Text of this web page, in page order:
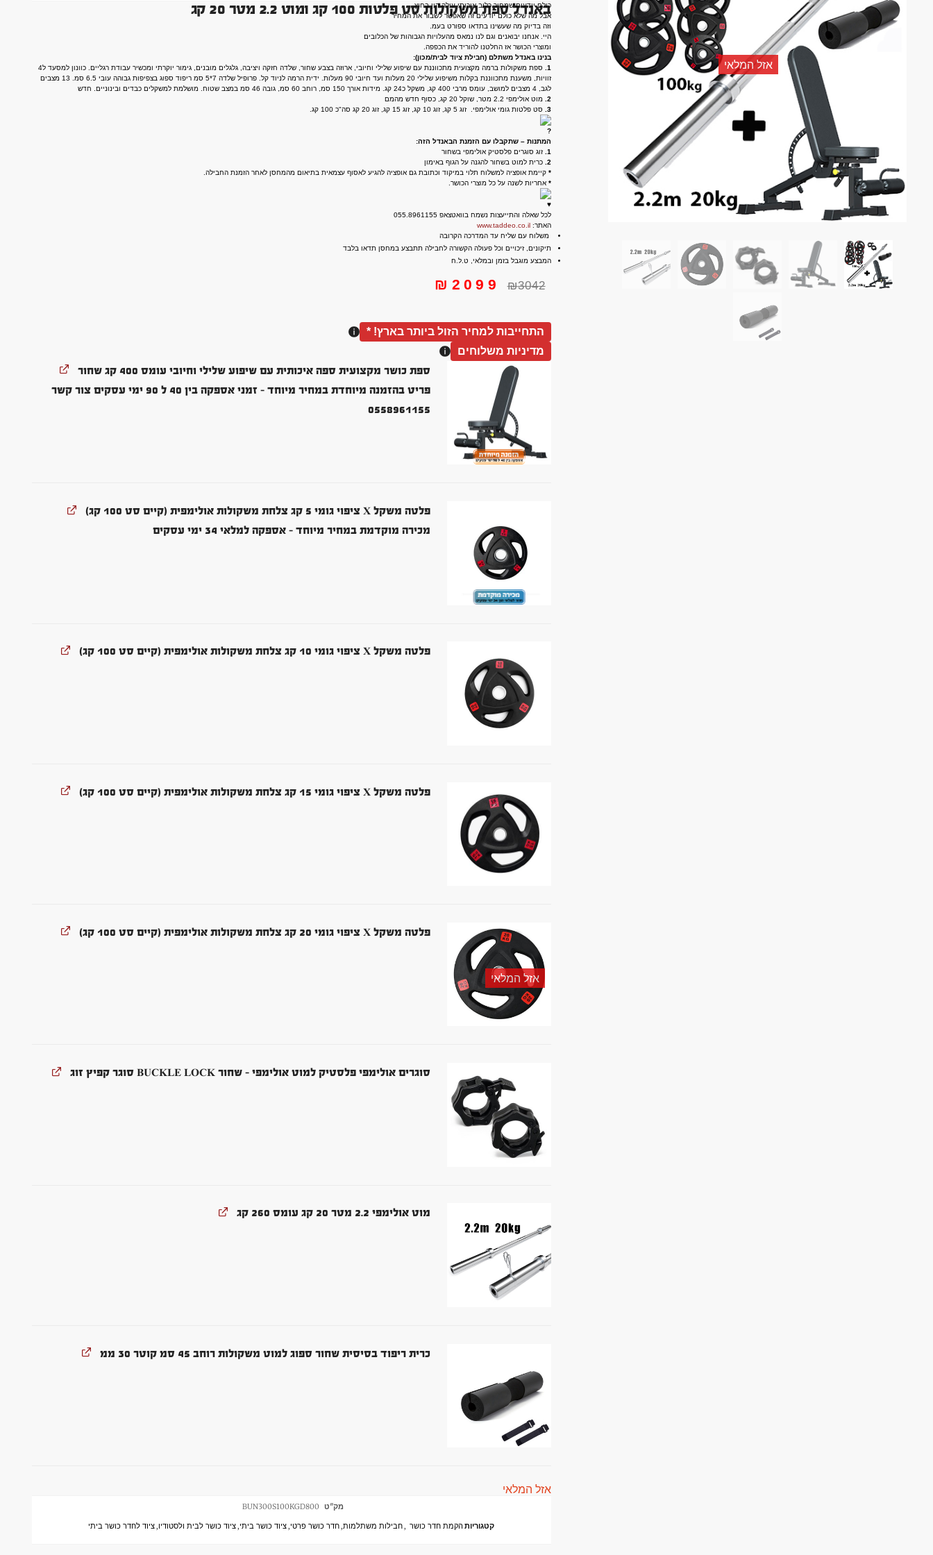
אזל המלאי
באנדל ספת משקולות סט פלטות 100 קג ומוט 2.2 מטר 20 קג
כולם יודעים שמחיר כלוב איכותי עולה הון בחוץ,
אבל מה שלא כולם יודעים זה שאפשר לשבור את המחיר
וזה בדיוק מה שעשינו בתדאו ספורט בעמ.
היי. אנחנו יבואנים וגם לנו נמאס מהעלויות הגבוהות של הכלובים
ומוצרי הכושר אז החלטנו להוריד את הכפפה.
בנינו באנדל משתלם (חבילת ציוד לבית/מכון):
1.
ספת משקולות ברמה מקצועית מתכווננת עם שיפוע שלילי וחיובי, ארוזה בצבע שחור, שלדה חזקה ויציבה, גלגלים מובנים, גימור יוקרתי ומכשיר עבודת רגליים. כוונון למסעד ל4
זוויות, משענת מתכווננת בקלות משיפוע שלילי 20 מעלות ועד חיובי 90 מעלות. ידית הרמה לניוד קל. פרופיל שלדה 7*5 סמ ריפוד ספוג בצפיפות גבוהה עובי 6.5 סמ. 13 מצבים
לגב, 4 מצבים למושב, עומס מרבי 400 קג, משקל כ24 קג. מידות אורך 150 סמ, רוחב 60 סמ, גובה 46 סמ במצב שטוח. מושלמת למשקלים כבדים ובינוניים. חדש
2.
מוט אולימפי 2.2 מטר, שוקל 20 קג, כסוף חדש מהמם
3.
סט פלטות גומי אולימפי. זוג 5 קג, זוג 10 קג, זוג 15 קג, זוג 20 קג סה"כ 100 קג.
המתנות – שתקבלו עם הזמנת הבאנדל הזה:
1. זוג סוגרים פלסטיק אולימפי בשחור
2. כרית למוט בשחור להגנה על הגוף באימון
*קיימת אופציה למשלוח תלוי במיקוד וכתובת גם אופציה להגיע לאסוף עצמאית בתיאום מהמחסן לאחר הזמנת החבילה.
* אחריות לשנה על כל מוצרי הכושר.
לכל שאלה והתייעצות נשמח בוואטצאפ 055.8961155
האתר:www.taddeo.co.il
משלוח עם שליח עד המדרכה הקרובה
תיקונים, זיכויים וכל פעולה הקשורה לחבילה תתבצע במחסן תדאו בלבד
המבצע מוגבל בזמן ובמלאי, ט.ל.ח
₪3042
₪ 2099
התחייבות למחיר הזול ביותר בארץ! *
מדיניות משלוחים
ספת כושר מקצועית ספה איכותית עם שיפוע שלילי וחיובי עומס 400 קג שחור
פריט בהזמנה מיוחדת במחיר מיוחד - זמני אספקה בין 40 ל 90 ימי עסקים צור קשר
0558961155
פלטה משקל X ציפוי גומי 5 קג צלחת משקולות אולימפית (קיים סט 100 קג)
מכירה מוקדמת במחיר מיוחד – אספקה למלאי 34 ימי עסקים
פלטה משקל X ציפוי גומי 10 קג צלחת משקולות אולימפית (קיים סט 100 קג)
פלטה משקל X ציפוי גומי 15 קג צלחת משקולות אולימפית (קיים סט 100 קג)
אזל המלאי
פלטה משקל X ציפוי גומי 20 קג צלחת משקולות אולימפית (קיים סט 100 קג)
סוגרים אולימפי פלסטיק למוט אולימפי - שחור BUCKLE LOCK סוגר קפיץ זוג
מוט אולימפי 2.2 מטר 20 קג עומס 260 קג
כרית ריפוד בסיסית שחור ספוג למוט משקולות רוחב 45 סמ קוטר 30 ממ
אזל המלאי
מק"ט BUN300S100KGD800
קטגוריותהקמת חדר כושר ,חבילות משתלמות,חדר כושר פרטי,ציוד כושר ביתי,ציוד כושר לבית ולסטודיו,ציוד לחדר כושר ביתי